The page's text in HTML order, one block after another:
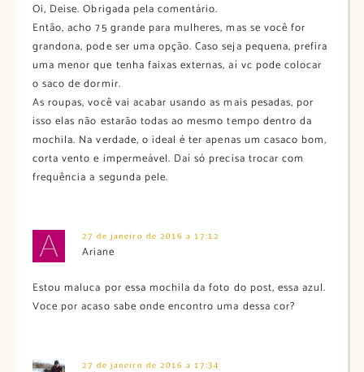
Oi, Deise. Obrigada pela comentário.
Então, acho 75 grande para mulheres, mas se você for
grandona, pode ser uma opção. Caso seja pequena, prefira
uma menor que tenha faixas externas, aí vc pode colocar
o saco de dormir.
As roupas, você vai acabar usando as mais pesadas, por
isso elas não estarão todas ao mesmo tempo dentro da
mochila. Na verdade, o ideal é ter apenas um casaco bom,
corta vento e impermeável. Daí só precisa trocar com
frequência a segunda pele.
27 de janeiro de 2016 a 17:12
Ariane
Estou maluca por essa mochila da foto do post, essa azul.
Voce por acaso sabe onde encontro uma dessa cor?
27 de janeiro de 2016 a 17:34